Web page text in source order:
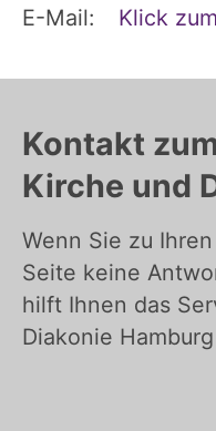
E-Mail:
Klick
Kontakt
Kirche und
Wenn Sie zu
Seite keine
hilft Ihnen das
Diakonie